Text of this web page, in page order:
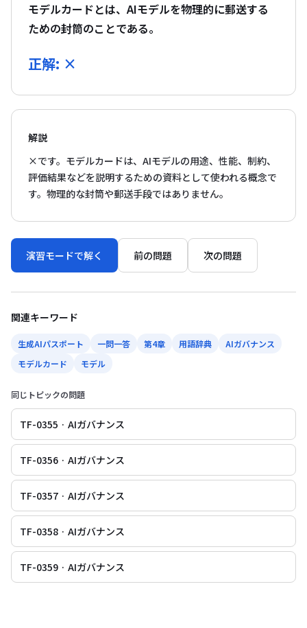
モデルカードとは、AIモデルを物理的に郵送する
ための封筒のことである。
正解: ×
解説
×です。モデルカードは、AIモデルの用途、性能、制約、
評価結果などを説明するための資料として使われる概念で
す。物理的な封筒や郵送手段ではありません。
演習モードで解く 前の問題 次の問題
関連キーワード
生成AIパスポート 一問一答 第4章 用語辞典
AIガバナンス
モデルカード
モデル
同じトピックの問題
TF-0355 · AIガバナンス
TF-0356 · AIガバナンス
TF-0357 · AIガバナンス
TF-0358 · AIガバナンス
TF-0359 · AIガバナンス